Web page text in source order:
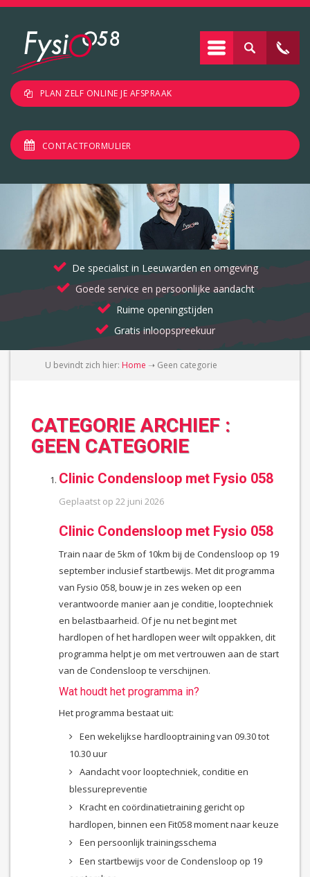
PLAN ZELF ONLINE JE AFSPRAAK
CONTACTFORMULIER
De specialist in Leeuwarden en omgeving
Goede service en persoonlijke aandacht
Ruime openingstijden
Gratis inloopspreekuur
U bevindt zich hier: Home ➝ Geen categorie
CATEGORIE ARCHIEF :
GEEN CATEGORIE
Clinic Condensloop met Fysio 058
Geplaatst op 22 juni 2026
Clinic Condensloop met Fysio 058
Train naar de 5km of 10km bij de Condensloop op 19
september inclusief startbewijs. Met dit programma
van Fysio 058, bouw je in zes weken op een
verantwoorde manier aan je conditie, looptechniek
en belastbaarheid. Of je nu net begint met
hardlopen of het hardlopen weer wilt oppakken, dit
programma helpt je om met vertrouwen aan de start
van de Condensloop te verschijnen.
Wat houdt het programma in?
Het programma bestaat uit:
Een wekelijkse hardlooptraining van 09.30 tot
10.30 uur
Aandacht voor looptechniek, conditie en
blessurepreventie
Kracht en coördinatietraining gericht op
hardlopen, binnen een Fit058 moment naar keuze
Een persoonlijk trainingsschema
Een startbewijs voor de Condensloop op 19